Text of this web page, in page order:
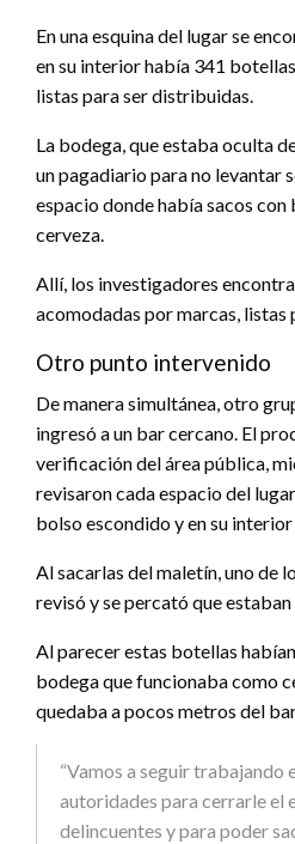
En una esquina del lugar se
en su interior había 341
listas para ser distribuidas.
La bodega, que estaba oculta
un pagadiario para no levantar
espacio donde había sacos
cerveza.
Allí, los investigadores
acomodadas por marcas, listas
Otro punto intervenido
De manera simultánea, otro
ingresó a un bar cercano. El
verificación del área pública,
revisaron cada espacio del
bolso escondido y en su
Al sacarlas del maletín, uno de
revisó y se percató que
Al parecer estas botellas
bodega que funcionaba como
quedaba a pocos metros del
“Vamos a seguir trabajando
autoridades para cerrarle el
delincuentes y para poder